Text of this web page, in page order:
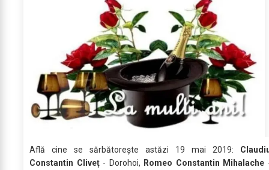
Află cine se sărbătoreşte astăzi 19 mai 2019:
Constantin Cliveț- Dorohoi, Romeo Constantin Mihalache